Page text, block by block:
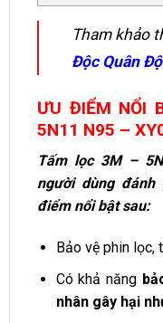
Tham khảo
Độc Quân
ƯU ĐIỂM NỔI
5N11 N95 –
Tấm lọc 3M –
người dùng
điểm nổi bật sau:
Bảo vệ phin
Có khả năng
nhân gây hại